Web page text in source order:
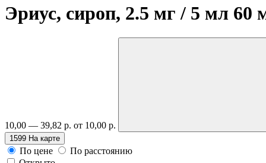
Эриус, сироп, 2.5 мг / 5 мл 60
10,00 — 39,82 р. от 10,00 р.
1599 На карте
По цене
По расстоянию